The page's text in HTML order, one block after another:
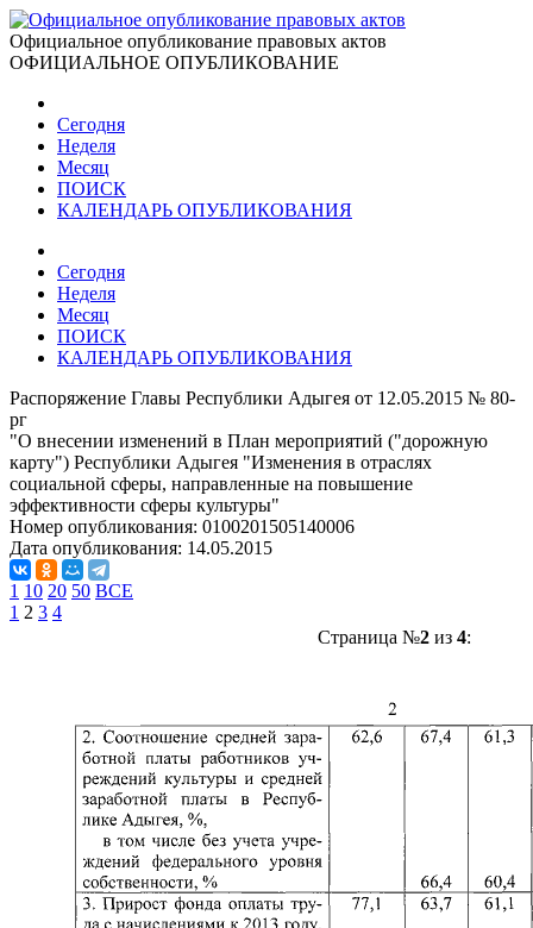
Официальное опубликование правовых актов
ОФИЦИАЛЬНОЕ ОПУБЛИКОВАНИЕ
Сегодня
Неделя
Месяц
ПОИСК
КАЛЕНДАРЬ ОПУБЛИКОВАНИЯ
Сегодня
Неделя
Месяц
ПОИСК
КАЛЕНДАРЬ ОПУБЛИКОВАНИЯ
Распоряжение Главы Республики Адыгея от 12.05.2015 № 80-
рг
"О внесении изменений в План мероприятий ("дорожную
карту") Республики Адыгея "Изменения в отраслях
социальной сферы, направленные на повышение
эффективности сферы культуры"
Номер опубликования: 0100201505140006
Дата опубликования: 14.05.2015
1 10 20 50 ВСЕ
1 2 3 4
Страница №2из 4: